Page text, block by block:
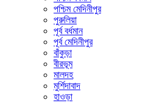
পশ্চিম মেদিনীপুর
পুরুলিয়া
পূর্ব বর্ধমান
পূর্ব মেদিনীপুর
বাঁকুড়া
বীরভূম
মালদহ
মুর্শিদাবাদ
হাওড়া